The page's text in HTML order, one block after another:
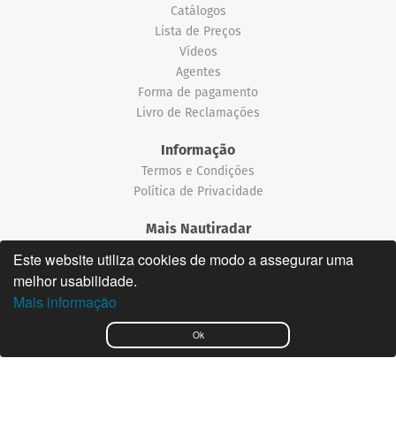
Ok
Este website utiliza cookies de modo a assegurar uma
melhor usabilidade.
Mais informação
Catálogos
Lista de Preços
Vídeos
Agentes
Forma de pagamento
Livro de Reclamações
Informação
Termos e Condições
Política de Privacidade
Mais Nautiradar
English